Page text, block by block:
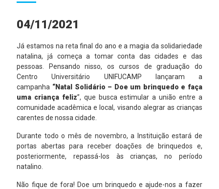
04/11/2021
Já estamos na reta final do ano e a magia da solidariedade
natalina, já começa a tomar conta das cidades e das
pessoas. Pensando nisso, os cursos de graduação do
Centro Universitário UNIFUCAMP lançaram a
campanha “Natal Solidário – Doe um brinquedo e faça
uma criança feliz”, que busca estimular a união entre a
comunidade acadêmica e local, visando alegrar as crianças
carentes de nossa cidade.
Durante todo o mês de novembro, a Instituição estará de
portas abertas para receber doações de brinquedos e,
posteriormente, repassá-los às crianças, no período
natalino.
Não fique de fora! Doe um brinquedo e ajude-nos a fazer